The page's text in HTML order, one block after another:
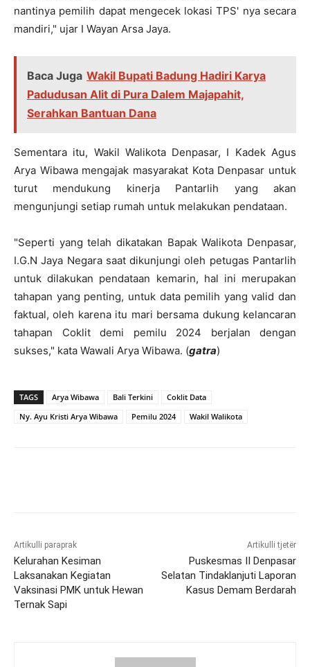
nantinya pemilih dapat mengecek lokasi TPS' nya secara
mandiri," ujar I Wayan Arsa Jaya.
Baca Juga Wakil Bupati Badung Hadiri Karya
Padudusan Alit di Pura Dalem Majapahit,
Serahkan Bantuan Dana
Sementara itu, Wakil Walikota Denpasar, I Kadek Agus
Arya Wibawa mengajak masyarakat Kota Denpasar untuk
turut mendukung kinerja Pantarlih yang akan
mengunjungi setiap rumah untuk melakukan pendataan.
"Seperti yang telah dikatakan Bapak Walikota Denpasar,
I.G.N Jaya Negara saat dikunjungi oleh petugas Pantarlih
untuk dilakukan pendataan kemarin, hal ini merupakan
tahapan yang penting, untuk data pemilih yang valid dan
faktual, oleh karena itu mari bersama dukung kelancaran
tahapan Coklit demi pemilu 2024 berjalan dengan
sukses," kata Wawali Arya Wibawa. (gatra)
TAGS Arya Wibawa Bali Terkini
Coklit Data
Ny. Ayu Kristi Arya Wibawa
Pemilu 2024 Wakil Walikota
Artikulli paraprak
Kelurahan Kesiman
Laksanakan Kegiatan
Vaksinasi PMK untuk Hewan
Ternak Sapi
Artikulli tjetër
Puskesmas II Denpasar
Selatan Tindaklanjuti Laporan
Kasus Demam Berdarah